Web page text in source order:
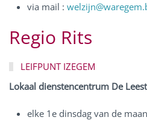
via mail :
Regio Rits
LEIFPUNT IZEGEM
Lokaal dienstencentrum De
elke 1e dinsdag van de